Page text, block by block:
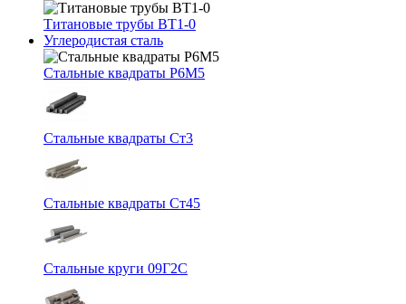
Титановые трубы ВТ1-0
Углеродистая сталь
Стальные квадраты Р6М5
Стальные квадраты Ст3
Стальные квадраты Ст45
Стальные круги 09Г2С